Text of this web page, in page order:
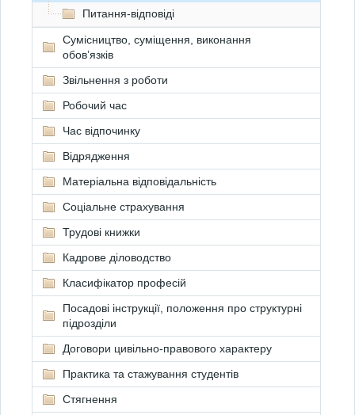
Питання-відповіді
Сумісництво, суміщення, виконання
обов’язків
Звільнення з роботи
Робочий час
Час відпочинку
Відрядження
Матеріальна відповідальність
Соціальне страхування
Трудові книжки
Кадрове діловодство
Класифікатор професій
Посадові інструкції, положення про структурні
підрозділи
Договори цивільно-правового характеру
Практика та стажування студентів
Стягнення